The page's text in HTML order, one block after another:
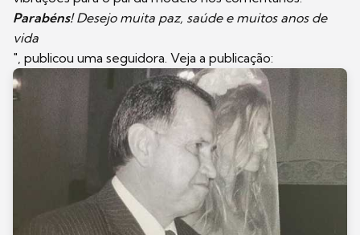
Parabéns!Desejo muita paz, saúde e muitos anos de
vida
", publicou uma seguidora. Veja a publicação: